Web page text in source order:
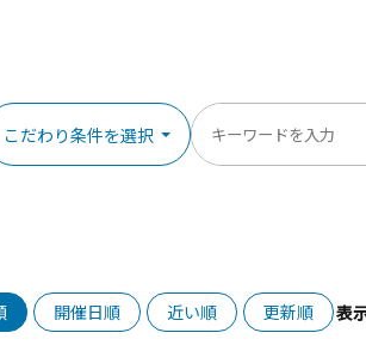
こだわり条件を選択
開催日順 近い順 更新順 表